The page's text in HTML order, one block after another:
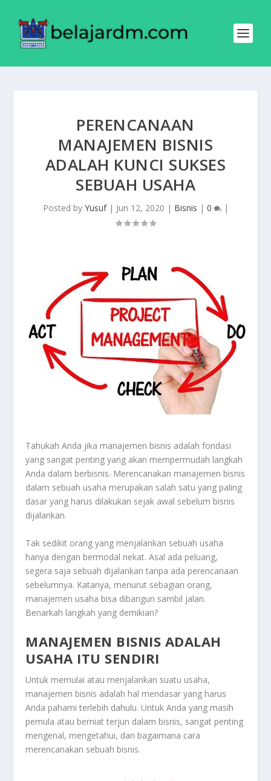
PERENCANAAN
MANAJEMEN BISNIS
ADALAH KUNCI SUKSES
SEBUAH USAHA
Posted by Yusuf| Jun 12, 2020 | Bisnis | 0 |
Tahukah Anda jika manajemen bisnis adalah fondasi
yang sangat penting yang akan mempermudah langkah
Anda dalam berbisnis. Merencanakan manajemen bisnis
dalam sebuah usaha merupakan salah satu yang paling
dasar yang harus dilakukan sejak awal sebelum bisnis
dijalankan.
Tak sedikit orang yang menjalankan sebuah usaha
hanya dengan bermodal nekat. Asal ada peluang,
segera saja sebuah dijalankan tanpa ada perencanaan
sebelumnya. Katanya, menurut sebagian orang,
manajemen usaha bisa dibangun sambil jalan.
Benarkah langkah yang demikian?
MANAJEMEN BISNIS ADALAH
USAHA ITU SENDIRI
Untuk memulai atau menjalankan suatu usaha,
manajemen bisnis adalah hal mendasar yang harus
Anda pahami terlebih dahulu. Untuk Anda yang masih
pemula atau berniat terjun dalam bisnis, sangat penting
mengenal, mengetahui, dan bagaimana cara
merencanakan sebuah bisnis.